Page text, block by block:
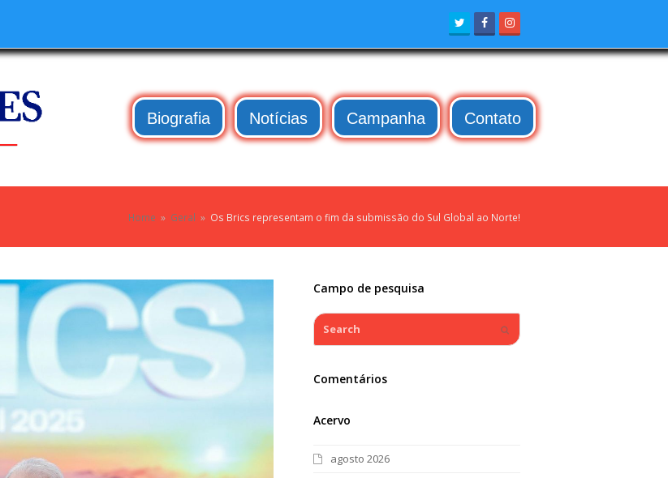
TwitterFacebook
Biografia Notícias Campanha Contato
Home » Geral » Os Brics representam o fim da submissão do Sul Global ao Norte!
Campo de pesquisa
Search
Comentários
Acervo
agosto 2026